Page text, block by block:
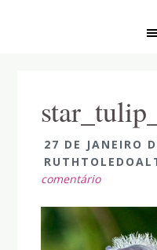
27 DE JANEIRO
comentário